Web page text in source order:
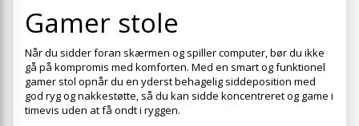
LAMPER
ENTREMØBLER
HAVEMØBLER
OUTLET
Gamer stole
Når du sidder foran skærmen og spiller computer, bør du ikke
gå på kompromis med komforten. Med en smart og funktionel
gamer stol opnår du en yderst behagelig siddeposition med
god ryg og nakkestøtte, så du kan sidde koncentreret og game i
timevis uden at få ondt i ryggen.